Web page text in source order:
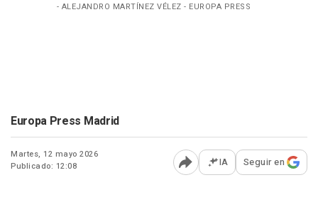
- ALEJANDRO MARTÍNEZ VÉLEZ - EUROPA PRESS
Europa Press Madrid
Martes, 12 mayo 2026
Publicado: 12:08
Abrir opciones para
IA Seguir en